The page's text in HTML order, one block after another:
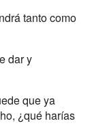
tanto como
dar y
que ya
¿qué harías